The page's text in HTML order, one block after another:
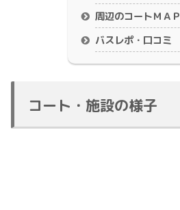
周辺のコートＭＡＰ
バスレポ・口コミ
コート・施設の様子